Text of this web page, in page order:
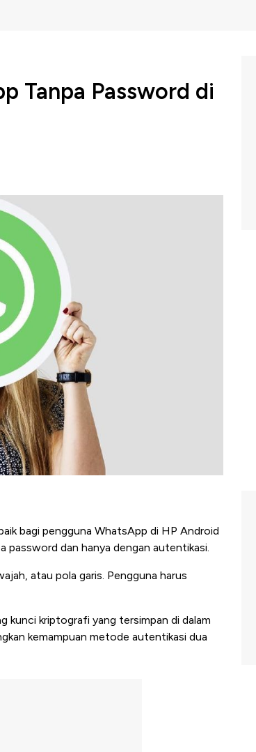
Tanpa Password di
bagi pengguna WhatsApp di HP Android
password dan hanya dengan autentikasi.
atau pola garis. Pengguna harus
kunci kriptografi yang tersimpan di dalam
kemampuan metode autentikasi dua